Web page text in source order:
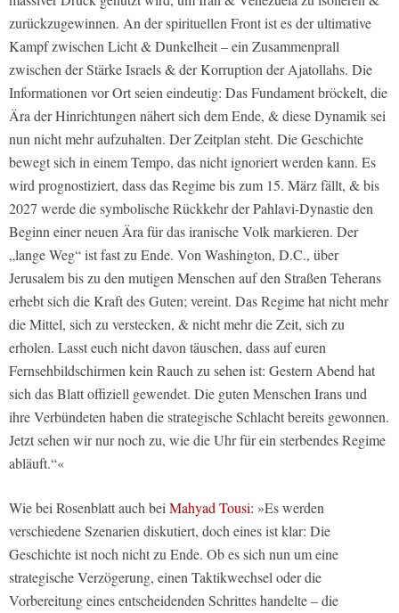
zurückzugewinnen. An der spirituellen Front ist es der ultimative
Kampf zwischen Licht & Dunkelheit – ein Zusammenprall
zwischen der Stärke Israels & der Korruption der Ajatollahs. Die
Informationen vor Ort seien eindeutig: Das Fundament bröckelt, die
Ära der Hinrichtungen nähert sich dem Ende, & diese Dynamik sei
nun nicht mehr aufzuhalten. Der Zeitplan steht. Die Geschichte
bewegt sich in einem Tempo, das nicht ignoriert werden kann. Es
wird prognostiziert, dass das Regime bis zum 15. März fällt, & bis
2027 werde die symbolische Rückkehr der Pahlavi-Dynastie den
Beginn einer neuen Ära für das iranische Volk markieren. Der
„lange Weg“ ist fast zu Ende. Von Washington, D.C., über
Jerusalem bis zu den mutigen Menschen auf den Straßen Teherans
erhebt sich die Kraft des Guten; vereint. Das Regime hat nicht mehr
die Mittel, sich zu verstecken, & nicht mehr die Zeit, sich zu
erholen. Lasst euch nicht davon täuschen, dass auf euren
Fernsehbildschirmen kein Rauch zu sehen ist: Gestern Abend hat
sich das Blatt offiziell gewendet. Die guten Menschen Irans und
ihre Verbündeten haben die strategische Schlacht bereits gewonnen.
Jetzt sehen wir nur noch zu, wie die Uhr für ein sterbendes Regime
abläuft.“«
Wie bei Rosenblatt auch beiMahyad Tousi: »Es werden
verschiedene Szenarien diskutiert, doch eines ist klar: Die
Geschichte ist noch nicht zu Ende. Ob es sich nun um eine
strategische Verzögerung, einen Taktikwechsel oder die
Vorbereitung eines entscheidenden Schrittes handelte – die